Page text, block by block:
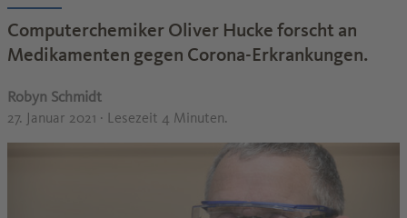
Computerchemiker Oliver Hucke forscht an
Medikamenten gegen Corona-Erkrankungen.
Robyn Schmidt
27. Januar 2021 · Lesezeit 4 Minuten.